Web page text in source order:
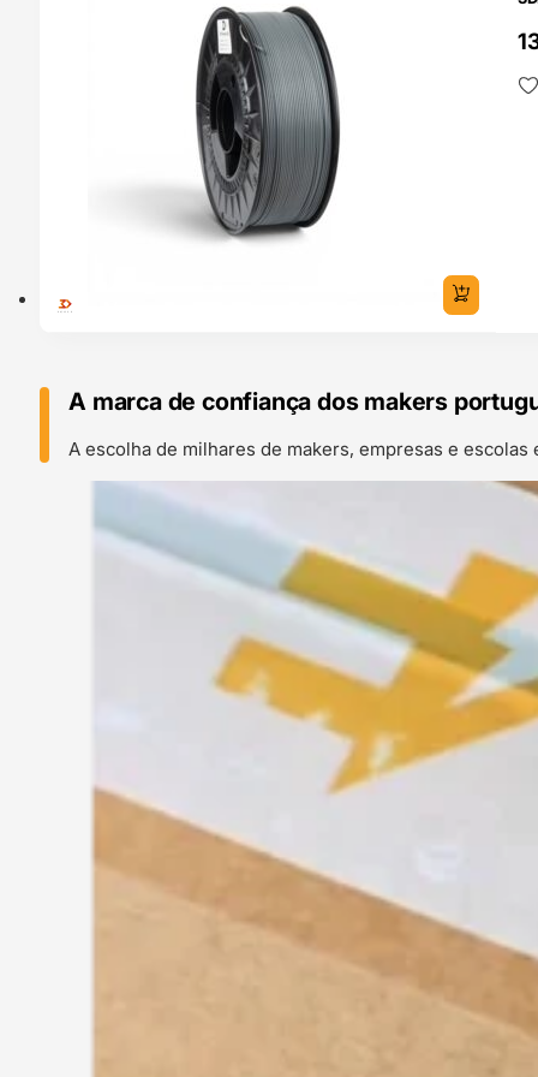
A marca de confiança dos makers
A escolha de milhares de makers, empresas e escolas